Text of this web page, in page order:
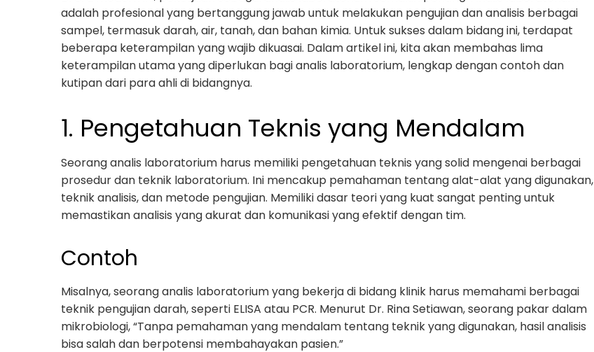
adalah profesional yang bertanggung jawab untuk melakukan pengujian dan analisis berbagai
sampel, termasuk darah, air, tanah, dan bahan kimia. Untuk sukses dalam bidang ini, terdapat
beberapa keterampilan yang wajib dikuasai. Dalam artikel ini, kita akan membahas lima
keterampilan utama yang diperlukan bagi analis laboratorium, lengkap dengan contoh dan
kutipan dari para ahli di bidangnya.
1. Pengetahuan Teknis yang Mendalam
Seorang analis laboratorium harus memiliki pengetahuan teknis yang solid mengenai berbagai
prosedur dan teknik laboratorium. Ini mencakup pemahaman tentang alat-alat yang digunakan,
teknik analisis, dan metode pengujian. Memiliki dasar teori yang kuat sangat penting untuk
memastikan analisis yang akurat dan komunikasi yang efektif dengan tim.
Contoh
Misalnya, seorang analis laboratorium yang bekerja di bidang klinik harus memahami berbagai
teknik pengujian darah, seperti ELISA atau PCR. Menurut Dr. Rina Setiawan, seorang pakar dalam
mikrobiologi, “Tanpa pemahaman yang mendalam tentang teknik yang digunakan, hasil analisis
bisa salah dan berpotensi membahayakan pasien.”